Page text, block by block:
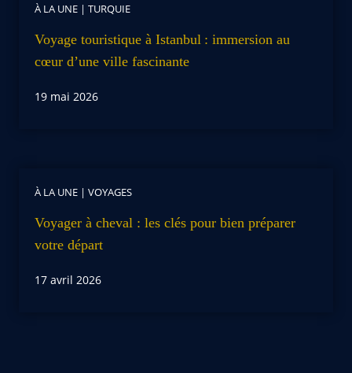
À LA UNE | TURQUIE
Voyage touristique à Istanbul : immersion au
cœur d’une ville fascinante
19 mai 2026
À LA UNE | VOYAGES
Voyager à cheval : les clés pour bien préparer
votre départ
17 avril 2026